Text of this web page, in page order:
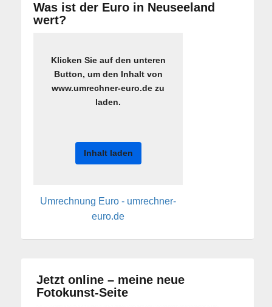
Was ist der Euro in Neuseeland
wert?
Klicken Sie auf den unteren
Button, um den Inhalt von
www.umrechner-euro.de zu
laden.
Inhalt laden
Umrechnung Euro - umrechner-
euro.de
Jetzt online – meine neue
Fotokunst-Seite